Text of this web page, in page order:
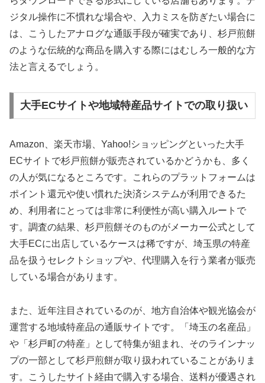
ジタル操作に不慣れな場合や、入力ミスを防ぎたい場合に
は、こうしたアナログな通販手段が確実であり、杉戸煎餅
のような伝統的な商品を購入する際にはむしろ一般的な方
法と言えるでしょう。
大手ECサイトや地域特産品サイトでの取り扱い
Amazon、楽天市場、Yahoo!ショッピングといった大手
ECサイトで杉戸煎餅が販売されているかどうかも、多く
の人が気になるところです。これらのプラットフォームは
ポイント還元や使い慣れた決済システムが利用できるた
め、利用者にとっては非常に利便性が高い購入ルートで
す。調査の結果、杉戸煎餅そのものがメーカー公式として
大手ECに出店しているケースは稀ですが、埼玉県の特産
品を扱うセレクトショップや、代理購入を行う業者が販売
している場合があります。
また、近年注目されているのが、地方自治体や観光協会が
運営する地域特産品の通販サイトです。「埼玉の名産品」
や「杉戸町の特産」として特集が組まれ、そのラインナッ
プの一部として杉戸煎餅が取り扱われていることがありま
す。こうしたサイト経由で購入する場合、送料が優遇され